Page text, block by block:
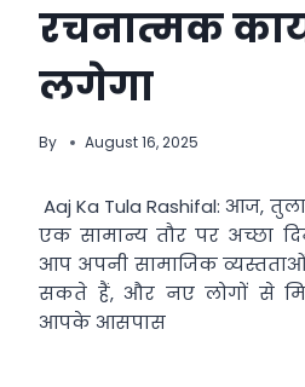
रचनात्मक
लगेगा
By August 16, 2025
Aaj Ka Tula Rashifal: आज,
एक सामान्य तौर पर अच्छा
आप अपनी सामाजिक
सकते हैं, और नए लोगों से
आपके आसपास